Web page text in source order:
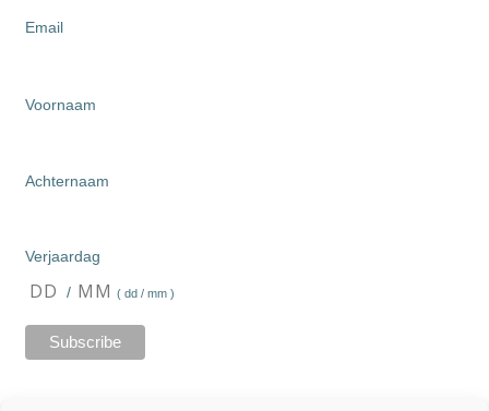
Email
Voornaam
Achternaam
Verjaardag
/ ( dd / mm )